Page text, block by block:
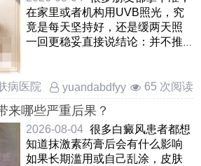
在家里或者机构用UVB照光，究
竟是每天坚持好，还是缓两天照
一回更稳妥直接说结论：并不推
病医院
yuandabdfyy 65 次阅读
来哪些严重后果？
2026-08-04 很多白癜风患者都想
知道抹激素药膏后会有什么影响
如果长期滥用或自己乱涂，皮肤